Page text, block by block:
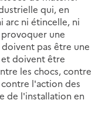
qui, en
arc ni étincelle, ni
une
pas être une
doivent être
les chocs, contre
l'action des
de l'installation en